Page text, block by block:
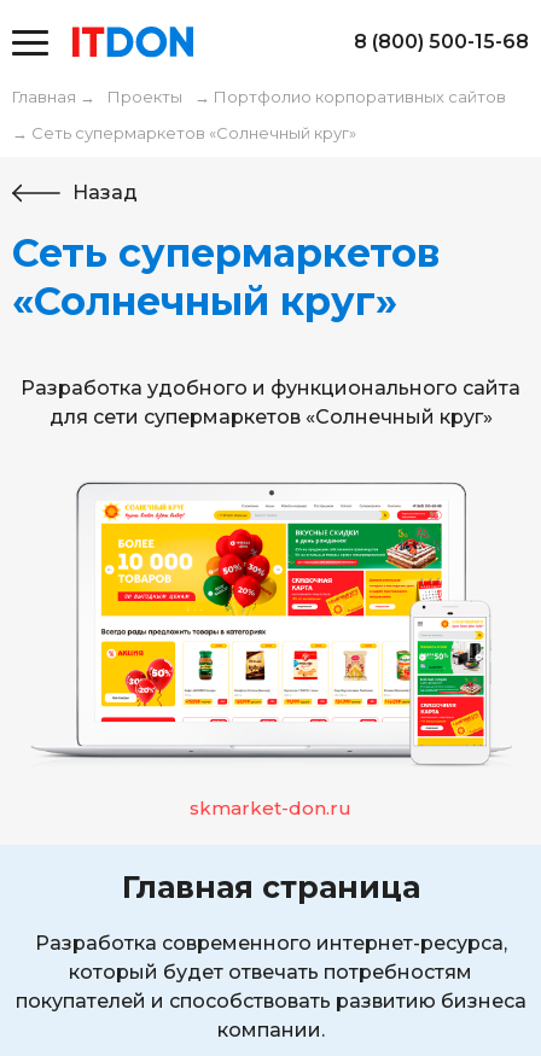
8 (800) 500-15-68
Главная → Проекты → Портфолио корпоративных сайтов
→ Сеть супермаркетов «Солнечный круг»
Назад
Сеть супермаркетов
«Солнечный круг»
Разработка удобного и функционального сайта
для сети супермаркетов «Солнечный круг»
skmarket-don.ru
Главная страница
Разработка современного интернет-ресурса,
который будет отвечать потребностям
покупателей и способствовать развитию бизнеса
компании.